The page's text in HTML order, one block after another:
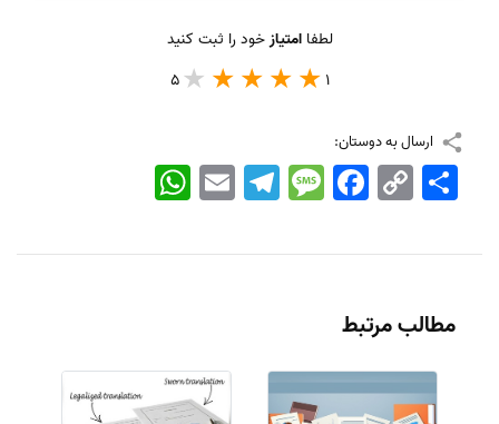
لطفاامتیازخود را ثبت کنید
1
5
ارسال به دوستان:
WhatsApp EmailTelegramMessageFacebook Copy
Link
اشتراک
مطالب مرتبط